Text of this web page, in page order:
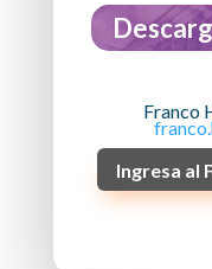
Franco
Ingresa al